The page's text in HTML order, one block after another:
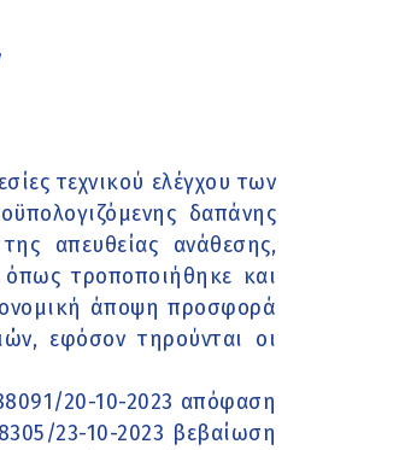
τεχνικού ελέγχου των
δαπάνης
απευθείας ανάθεσης,
τροποποιήθηκε και
άποψη προσφορά
εφόσον τηρούνται οι
20-10-2023 απόφαση
23-10-2023 βεβαίωση